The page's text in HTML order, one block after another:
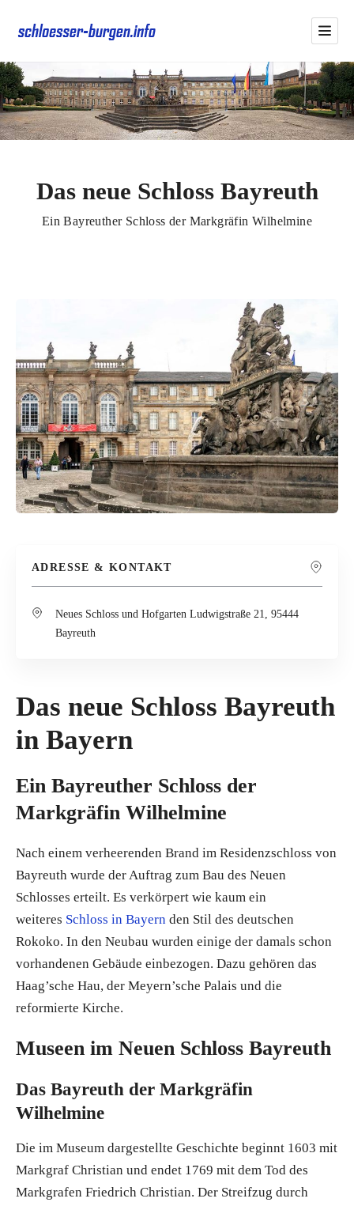
Das neue Schloss Bayreuth
Ein Bayreuther Schloss der Markgräfin Wilhelmine
ADRESSE & KONTAKT
Neues Schloss und Hofgarten Ludwigstraße 21, 95444
Bayreuth
Das neue Schloss Bayreuth
in Bayern
Ein Bayreuther Schloss der
Markgräfin Wilhelmine
Nach einem verheerenden Brand im Residenzschloss von
Bayreuth wurde der Auftrag zum Bau des Neuen
Schlosses erteilt. Es verkörpert wie kaum ein
weiteres Schloss in Bayern den Stil des deutschen
Rokoko. In den Neubau wurden einige der damals schon
vorhandenen Gebäude einbezogen. Dazu gehören das
Haag’sche Hau, der Meyern’sche Palais und die
reformierte Kirche.
Museen im Neuen Schloss Bayreuth
Das Bayreuth der Markgräfin
Wilhelmine
Die im Museum dargestellte Geschichte beginnt 1603 mit
Markgraf Christian und endet 1769 mit dem Tod des
Markgrafen Friedrich Christian. Der Streifzug durch